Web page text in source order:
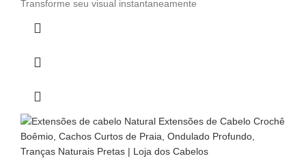
Transforme seu visual instantaneamente